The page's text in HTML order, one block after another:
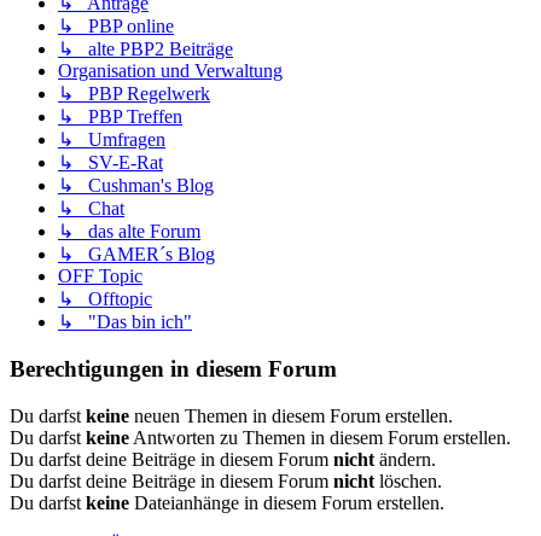
↳ PBP online
↳ alte PBP2 Beiträge
Organisation und Verwaltung
↳ PBP Regelwerk
↳ PBP Treffen
↳ Umfragen
↳ SV-E-Rat
↳ Cushman's Blog
↳ Chat
↳ das alte Forum
↳ GAMER´s Blog
OFF Topic
↳ Offtopic
↳ "Das bin ich"
Berechtigungen in diesem Forum
Du darfst keine neuen Themen in diesem Forum erstellen.
Du darfst keine Antworten zu Themen in diesem Forum erstellen.
Du darfst deine Beiträge in diesem Forum nicht ändern.
Du darfst deine Beiträge in diesem Forum nicht löschen.
Du darfst keine Dateianhänge in diesem Forum erstellen.